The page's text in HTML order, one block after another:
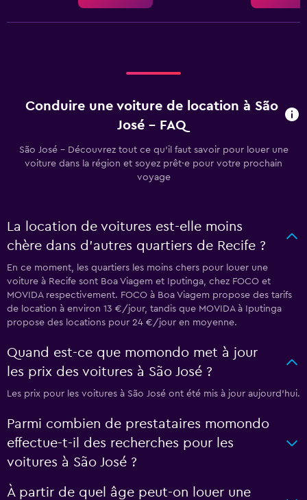
Conduire une voiture de location à São
José - FAQ
São José - Découvrez tout ce qu’il faut savoir pour louer une
voiture dans la région et soyez prêt·e pour votre prochain
voyage
La location de voitures est-elle moins
chère dans d’autres quartiers de Recife ?
En ce moment, les quartiers les moins chers pour louer une
voiture à Recife sont Boa Viagem et Iputinga, chez FOCO et
MOVIDA respectivement. FOCO à Boa Viagem propose des tarifs
de location à environ 13 €/jour, tandis que MOVIDA à Iputinga
propose des locations pour 24 €/jour en moyenne.
Quand est-ce que momondo met à jour
les prix des voitures à São José ?
Les prix pour les voitures à São José ont été mis à jour aujourd'hui.
Parmi combien de prestataires momondo
effectue-t-il des recherches pour les
voitures à São José ?
À partir de quel âge peut-on louer une